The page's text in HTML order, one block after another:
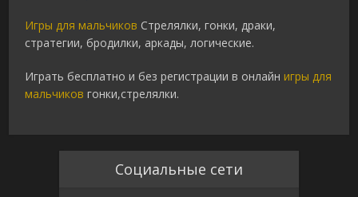
Игры для мальчиков Стрелялки, гонки, драки,
стратегии, бродилки, аркады, логические.
Играть бесплатно и без регистрации в онлайнигры для
мальчиков гонки,стрелялки.
Социальные сети